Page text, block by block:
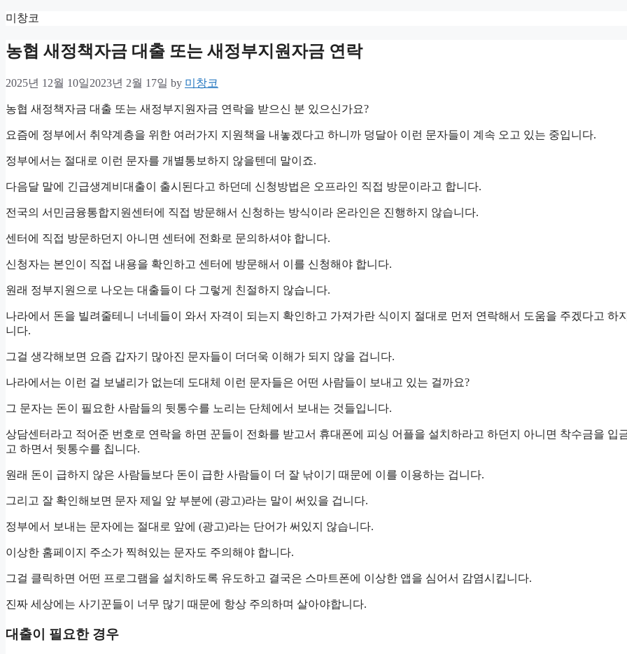
Skip
content
미창코
농협 새정책자금 대출 또는 새정부지원자금 연락
2025년 12월 10일2023년 2월 17일 by 미창코
농협 새정책자금 대출 또는 새정부지원자금 연락을 받으신 분 있으신가요?
요즘에 정부에서 취약계층을 위한 여러가지 지원책을 내놓겠다고 하니까 덩달아 이런 문자들이 계속 오고 있는 중입니다.
정부에서는 절대로 이런 문자를 개별통보하지 않을텐데 말이죠.
다음달 말에 긴급생계비대출이 출시된다고 하던데 신청방법은 오프라인 직접 방문이라고 합니다.
전국의 서민금융통합지원센터에 직접 방문해서 신청하는 방식이라 온라인은 진행하지 않습니다.
센터에 직접 방문하던지 아니면 센터에 전화로 문의하셔야 합니다.
신청자는 본인이 직접 내용을 확인하고 센터에 방문해서 이를 신청해야 합니다.
원래 정부지원으로 나오는 대출들이 다 그렇게 친절하지 않습니다.
나라에서 돈을 빌려줄테니 너네들이 와서 자격이 되는지 확인하고 가져가란 식이지 절대로 먼저 연락해서 도움을 주겠다고 하
니다.
그걸 생각해보면 요즘 갑자기 많아진 문자들이 더더욱 이해가 되지 않을 겁니다.
나라에서는 이런 걸 보낼리가 없는데 도대체 이런 문자들은 어떤 사람들이 보내고 있는 걸까요?
그 문자는 돈이 필요한 사람들의 뒷통수를 노리는 단체에서 보내는 것들입니다.
상담센터라고 적어준 번호로 연락을 하면 꾼들이 전화를 받고서 휴대폰에 피싱 어플을 설치하라고 하던지 아니면 착수금을 입
고 하면서 뒷통수를 칩니다.
원래 돈이 급하지 않은 사람들보다 돈이 급한 사람들이 더 잘 낚이기 때문에 이를 이용하는 겁니다.
그리고 잘 확인해보면 문자 제일 앞 부분에 (광고)라는 말이 써있을 겁니다.
정부에서 보내는 문자에는 절대로 앞에 (광고)라는 단어가 써있지 않습니다.
이상한 홈페이지 주소가 찍혀있는 문자도 주의해야 합니다.
그걸 클릭하면 어떤 프로그램을 설치하도록 유도하고 결국은 스마트폰에 이상한 앱을 심어서 감염시킵니다.
진짜 세상에는 사기꾼들이 너무 많기 때문에 항상 주의하며 살아야합니다.
대출이 필요한 경우